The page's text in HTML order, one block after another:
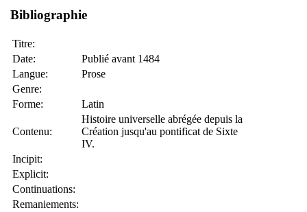
Bibliographie
Titre:
Date:
Publié avant 1484
Langue:
Prose
Genre:
Forme:
Latin
Contenu:
Histoire universelle abrégée depuis la
Création jusqu'au pontificat de Sixte
IV.
Incipit:
Explicit:
Continuations:
Remaniements: